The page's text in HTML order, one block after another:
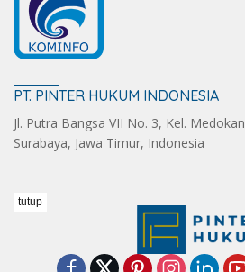
PT. PINTER HUKUM INDONESIA
Jl. Putra Bangsa VII No. 3, Kel.
Surabaya, Jawa Timur, Indonesia
tutup